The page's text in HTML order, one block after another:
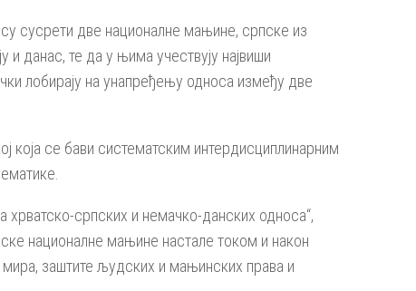
сусрети две националне мањине, српске из
и данас, те да у њима учествују највиши
лобирају на унапређењу односа између две
која се бави систематским интердисциплинарним
српских и немачко-данских односа“,
националне мањине настале током и након
заштите људских и мањинских права и